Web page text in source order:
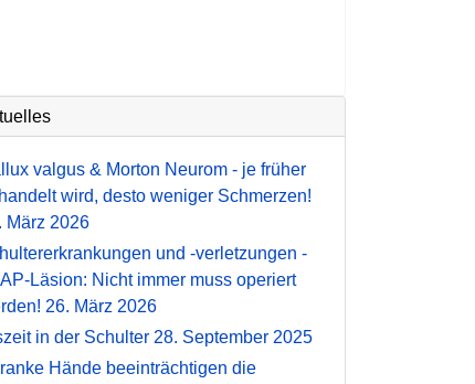
valgus & Morton Neurom - je früher
wird, desto weniger Schmerzen!
März 2026
und -verletzungen -
Läsion: Nicht immer muss operiert
26. März 2026
in der Schulter 28. September 2025
Hände beeinträchtigen die